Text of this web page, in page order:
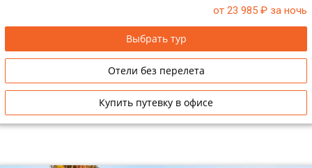
от 23 985 ₽ за ночь
Выбрать тур
Отели без перелета
Купить путевку в офисе
Сетевые отели Шри Ланки
Сетевые отели Вьетнама